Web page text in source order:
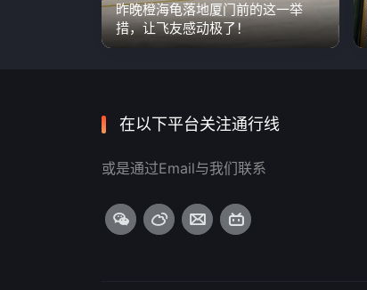
昨晚橙海龟落地厦门前的这一举
措，让飞友感动极了！
在以下平台关注通行线
或是通过Email与我们联系